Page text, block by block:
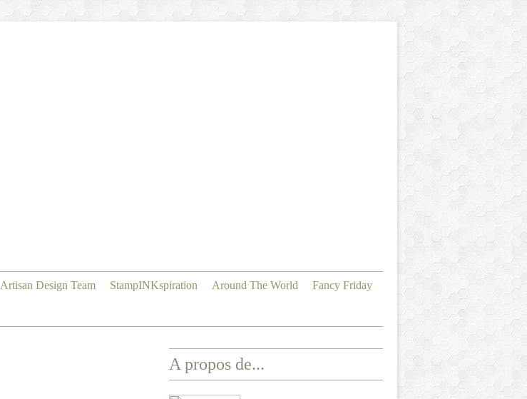
Artisan Design Team StampINKspiration Around The World Fancy Friday
A propos de...